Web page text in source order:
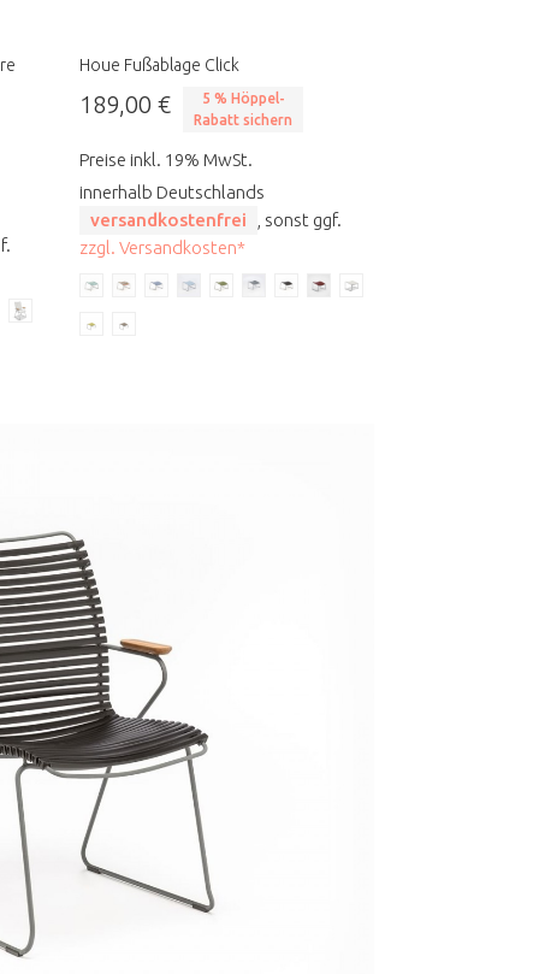
Houe Fußablage Click
189,00 €
5 % Höppel-
Rabatt sichern
Preise inkl. 19% MwSt.
innerhalb Deutschlands
versandkostenfrei
, sonst ggf.
zzgl. Versandkosten*